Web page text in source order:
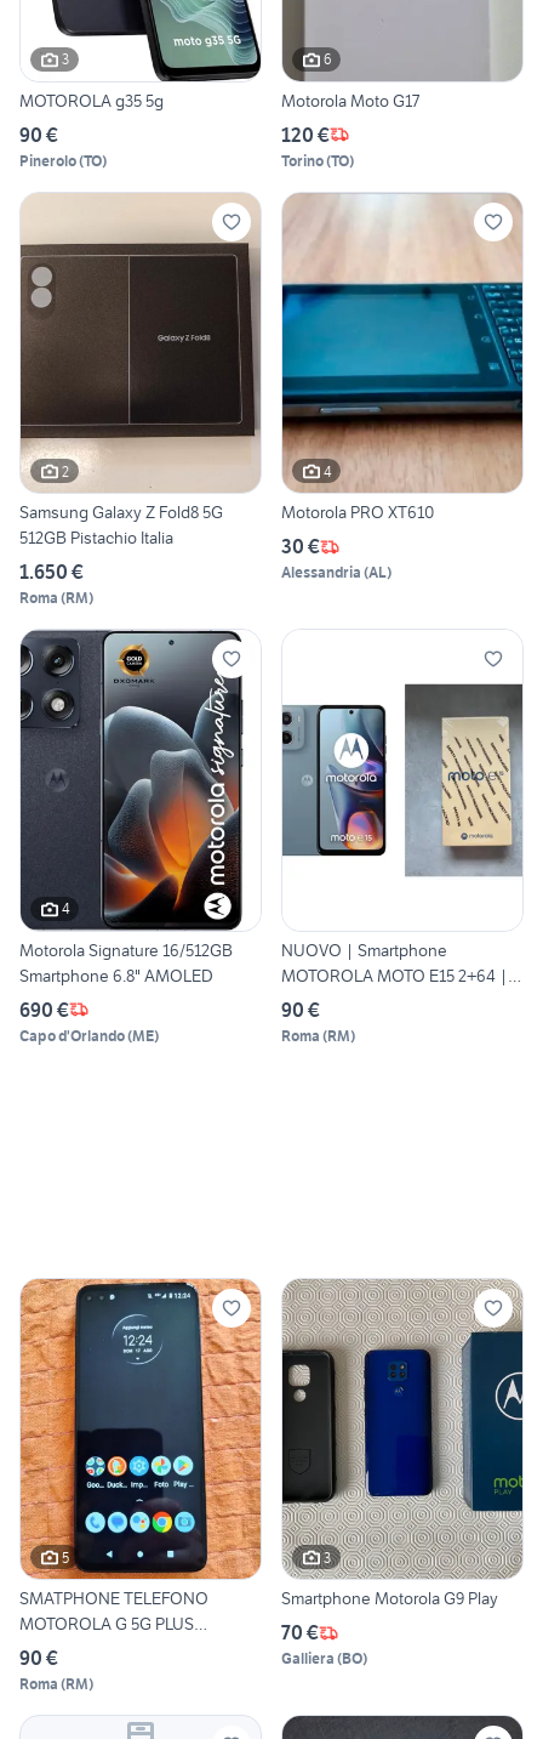
3
MOTOROLA g35 5g
90 €
Pinerolo(TO)
6
Motorola Moto G17
120 €
Torino(TO)
2
Samsung Galaxy Z Fold8 5G
512GB Pistachio Italia
1.650 €
Roma (RM)
4
Motorola PRO XT610
30 €
Alessandria (AL)
4
Motorola Signature 16/512GB
Smartphone 6.8" AMOLED
690 €
Capo d'Orlando(ME)
NUOVO | Smartphone
MOTOROLA MOTO E15 2+64 |
Roma
90 €
Roma (RM)
5
SMATPHONE TELEFONO
MOTOROLA G 5G PLUS
DUALSIM
90 €
Roma (RM)
3
Smartphone Motorola G9 Play
70 €
Galliera (BO)